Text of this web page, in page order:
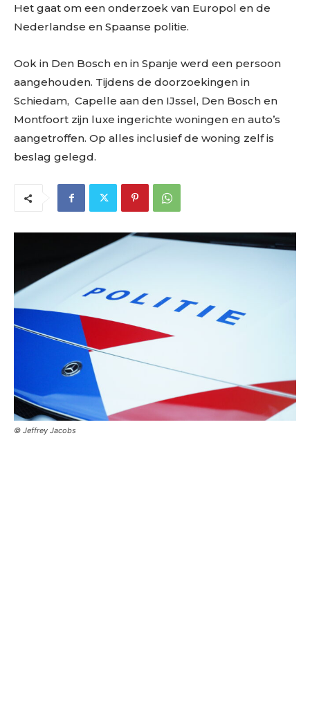
Het gaat om een onderzoek van Europol en de
Nederlandse en Spaanse politie.
Ook in Den Bosch en in Spanje werd een persoon
aangehouden. Tijdens de doorzoekingen in
Schiedam, Capelle aan den IJssel, Den Bosch en
Montfoort zijn luxe ingerichte woningen en auto’s
aangetroffen. Op alles inclusief de woning zelf is
beslag gelegd.
© Jeffrey Jacobs